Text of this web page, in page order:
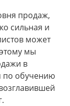
продаж,
сильная и
может
мы
в
по обучению